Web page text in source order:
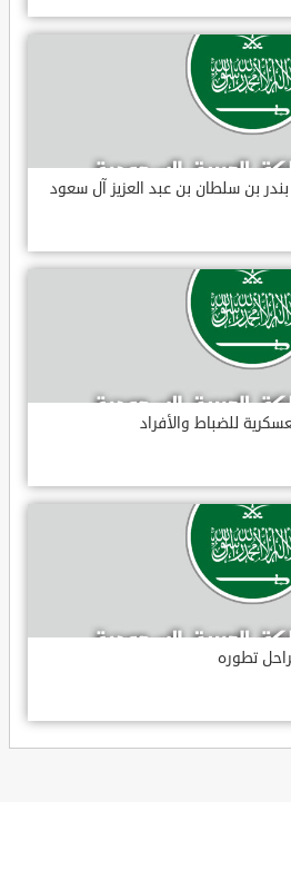
بندر بن سلطان بن عبد العزيز آل سعود
للضباط والأفراد
تطوره